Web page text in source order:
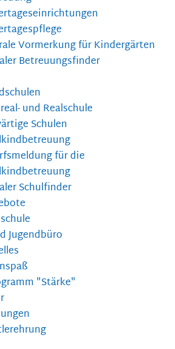
Vormerkung für Kindergärten
Betreuungsfinder
und Realschule
Schulen
für die
Schulfinder
Jugendbüro
"Stärke"